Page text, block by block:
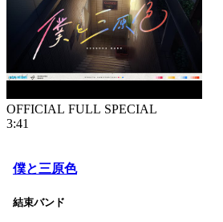
OFFICIAL FULL SPECIAL
3:41
僕と三原色
結束バンド